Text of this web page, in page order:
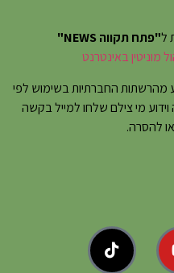
ל"פתח תקווה NEWS"
מהרשתות החברתיות בשימוש לפי
וידוע מי צילם שלחו למייל בקשה
להסרה.